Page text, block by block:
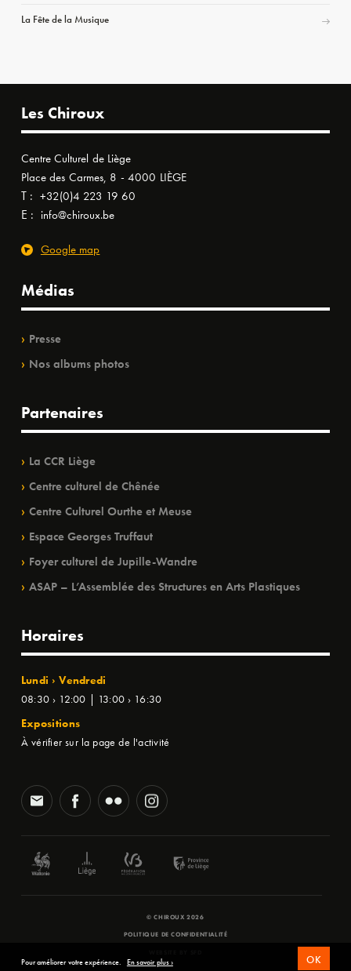
La Fête de la Musique
Les Chiroux
Centre Culturel de Liège
Place des Carmes, 8 - 4000 LIÈGE
T : +32(0)4 223 19 60
E : info@chiroux.be
Google map
Médias
Presse
Nos albums photos
Partenaires
La CCR Liège
Centre culturel de Chênée
Centre Culturel Ourthe et Meuse
Espace Georges Truffaut
Foyer culturel de Jupille-Wandre
ASAP – L’Assemblée des Structures en Arts Plastiques
Horaires
Lundi › Vendredi
08:30 › 12:00 | 13:00 › 16:30
Expositions
À vérifier sur la page de l'activité
© CHIROUX 2026
POLITIQUE DE CONFIDENTIALITÉ
Pour améliorer votre expérience. En savoir plus › OK